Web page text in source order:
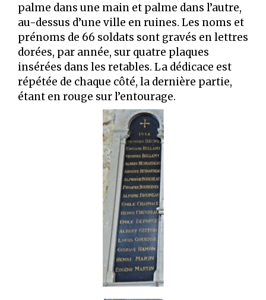
palme dans une main et palme dans l’autre,
au-dessus d’une ville en ruines. Les noms et
prénoms de 66 soldats sont gravés en lettres
dorées, par année, sur quatre plaques
insérées dans les retables. La dédicace est
répétée de chaque côté, la dernière partie,
étant en rouge sur l’entourage.